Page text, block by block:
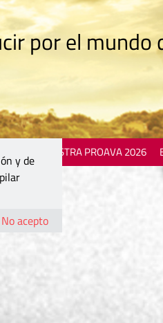
por el mundo
MOSTRA PROAVA 2026
y de
No acepto